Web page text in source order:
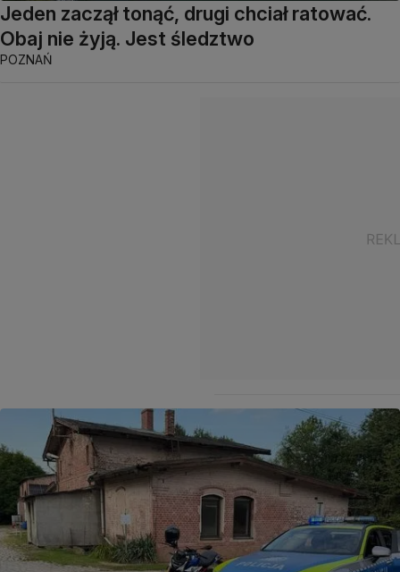
Jeden zaczął tonąć, drugi chciał ratować.
Obaj nie żyją. Jest śledztwo
POZNAŃ